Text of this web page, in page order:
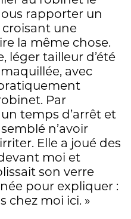
rapporter un
croisant une
la même chose.
léger tailleur d’été
avec
Par
temps d’arrêt et
n’avoir
Elle a joué des
moi et
son verre
pour expliquer :
chez moi ici. »